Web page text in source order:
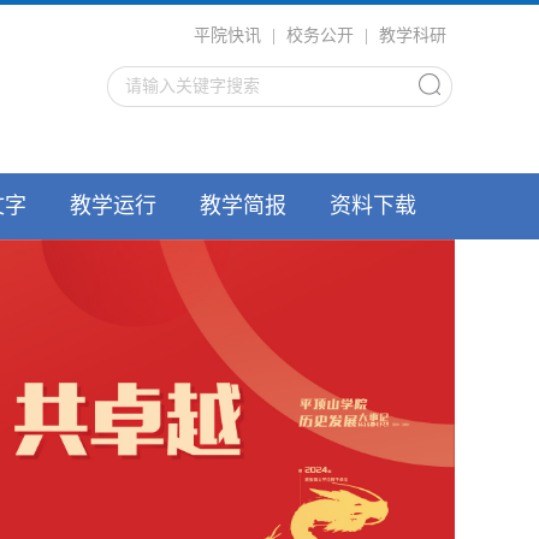
平院快讯 校务公开 教学科研
教学运行 教学简报 资料下载